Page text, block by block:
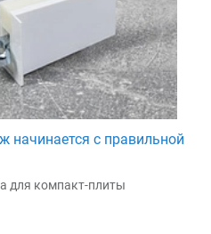
начинается с правильной
для компакт-плиты